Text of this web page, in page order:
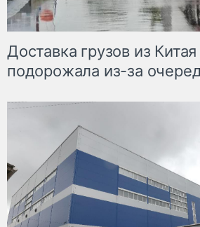
Доставка грузов из
подорожала из-за